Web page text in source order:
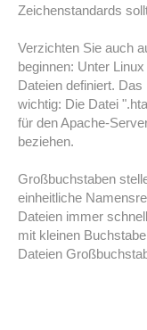
Zeichenstandards
Verzichten Sie auch
beginnen: Unter
Dateien definiert.
wichtig: Die Datei
für den Apache-
beziehen.
Großbuchstaben
einheitliche
Dateien immer
mit kleinen
Dateien